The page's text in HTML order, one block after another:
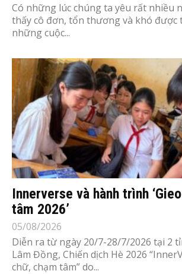
Có những lúc chúng ta yêu rất nhiều
thấy cô đơn, tổn thương và khó được
những cuộc...
Innerverse và hành trình
tâm 2026’
05/08/2026
Diễn ra từ ngày 20/7-28/7/2026 tại 2
Lâm Đồng, Chiến dịch Hè 2026
chữ, chạm tâm” do...